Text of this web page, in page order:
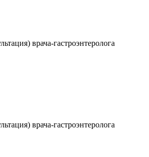
врача-гастроэнтеролога
врача-гастроэнтеролога